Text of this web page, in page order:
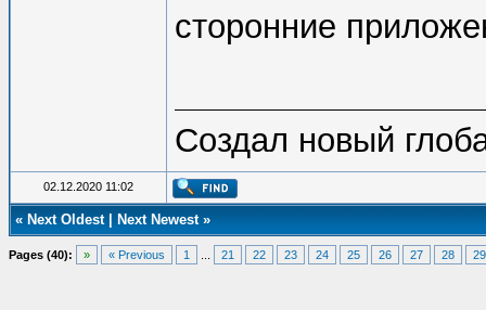
сторонние
Создал новый
02.12.2020 11:02
« Next Oldest| Next Newest»
Pages (40): » « Previous 1 21 22 23 24 25 26 27 28 29